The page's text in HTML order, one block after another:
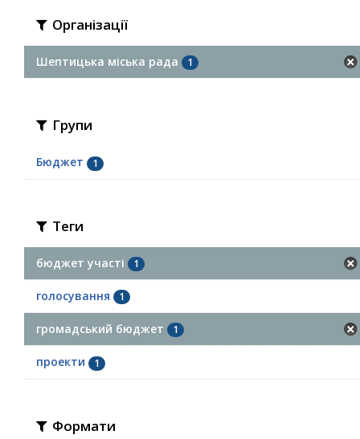
Організації
Шептицька міська рада 1
Групи
Бюджет 1
Теги
бюджет участі 1
голосування 1
громадський бюджет 1
проекти 1
Формати